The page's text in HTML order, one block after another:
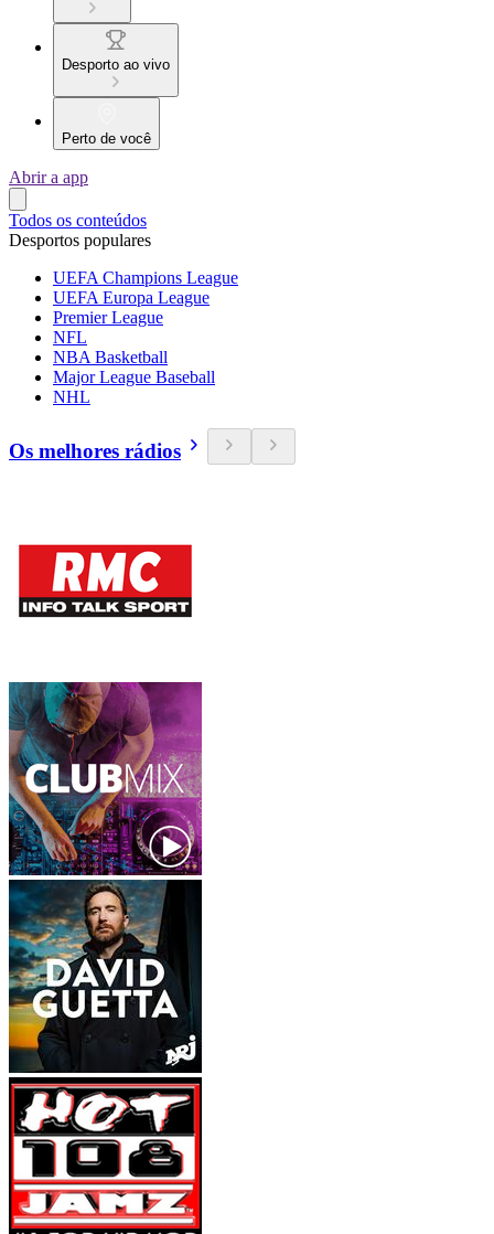
Desporto ao vivo
Perto de você
Abrir a app
Todos os conteúdos
Desportos populares
UEFA Champions League
UEFA Europa League
Premier League
NFL
NBA Basketball
Major League Baseball
NHL
Os melhores rádios